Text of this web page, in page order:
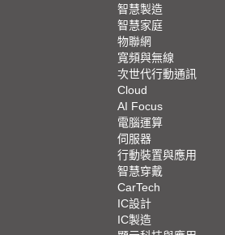
智慧製造
智慧家庭
物聯網
寬頻與無線
次世代行動通訊
Cloud
AI Focus
電腦運算
伺服器
行動裝置與應用
智慧穿戴
CarTech
IC設計
IC製造